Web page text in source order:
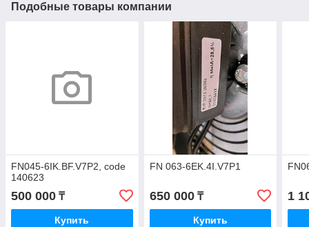
Подобные товары компании
FN045-6IK.BF.V7P2, code
140623
500 000 ₸
Купить
FN 063-6EK.4I.V7P1
650 000₸
Купить
1